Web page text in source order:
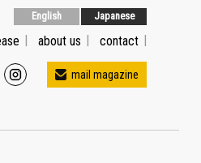
English Japanese
about us contact
mail magazine
の方はこちら